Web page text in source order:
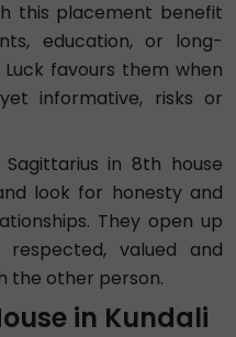
this placement benefit
education, or long-
favours them when
informative, risks or
Sagittarius in 8th house
look for honesty and
They open up
valued and
the other person.
in Kundali